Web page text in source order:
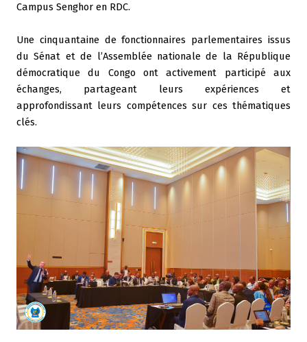
Campus Senghor en RDC.
Une cinquantaine de fonctionnaires parlementaires issus
du Sénat et de l’Assemblée nationale de la République
démocratique du Congo ont activement participé aux
échanges, partageant leurs expériences et
approfondissant leurs compétences sur ces thématiques
clés.